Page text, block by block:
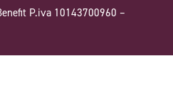
P.iva 10143700960 –